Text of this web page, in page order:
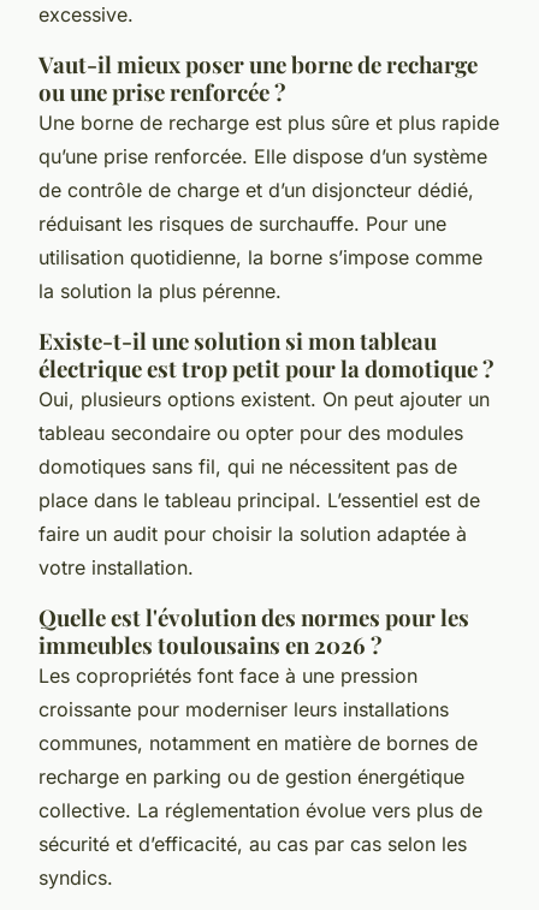
excessive.
Vaut-il mieux poser une borne de recharge
ou une prise renforcée ?
Une borne de recharge est plus sûre et plus rapide
qu’une prise renforcée. Elle dispose d’un système
de contrôle de charge et d’un disjoncteur dédié,
réduisant les risques de surchauffe. Pour une
utilisation quotidienne, la borne s’impose comme
la solution la plus pérenne.
Existe-t-il une solution si mon tableau
électrique est trop petit pour la domotique ?
Oui, plusieurs options existent. On peut ajouter un
tableau secondaire ou opter pour des modules
domotiques sans fil, qui ne nécessitent pas de
place dans le tableau principal. L’essentiel est de
faire un audit pour choisir la solution adaptée à
votre installation.
Quelle est l'évolution des normes pour les
immeubles toulousains en 2026 ?
Les copropriétés font face à une pression
croissante pour moderniser leurs installations
communes, notamment en matière de bornes de
recharge en parking ou de gestion énergétique
collective. La réglementation évolue vers plus de
sécurité et d’efficacité, au cas par cas selon les
syndics.